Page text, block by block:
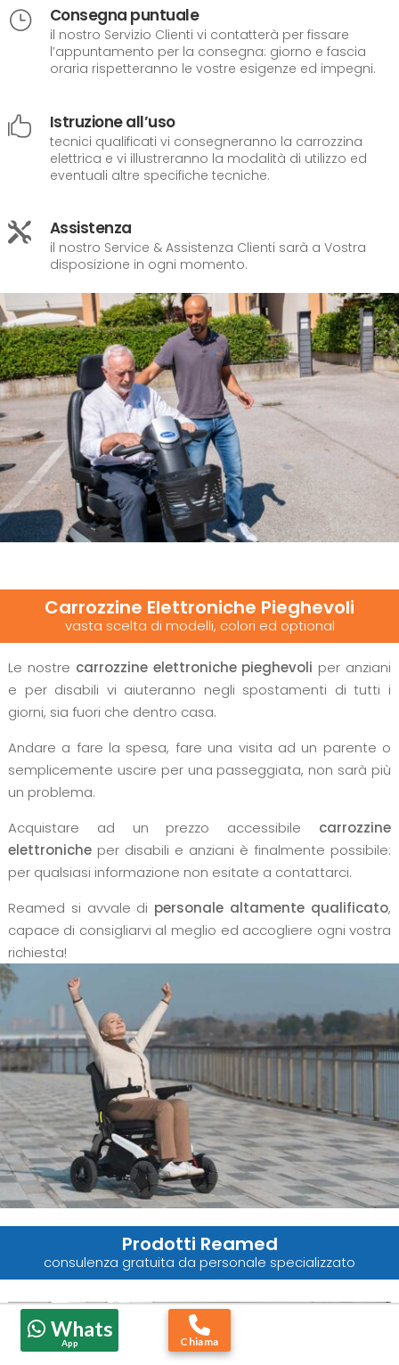
} Consegna puntuale
il nostro Servizio Clienti vi contatterà per fissare
l’appuntamento per la consegna: giorno e fascia
oraria rispetteranno le vostre esigenze ed impegni.
 Istruzione all’uso
tecnici qualificati vi consegneranno la carrozzina
elettrica e vi illustreranno la modalità di utilizzo ed
eventuali altre specifiche tecniche.
 Assistenza
il nostro Service & Assistenza Clienti sarà a Vostra
disposizione in ogni momento.
Carrozzine Elettroniche Pieghevoli
vasta scelta di modelli, colori ed optional
Le nostre carrozzine elettroniche pieghevoli per anziani
e per disabili vi aiuteranno negli spostamenti di tutti i
giorni, sia fuori che dentro casa.
Andare a fare la spesa, fare una visita ad un parente o
semplicemente uscire per una passeggiata, non sarà più
un problema.
Acquistare ad un prezzo accessibile carrozzine
elettroniche per disabili e anziani è finalmente possibile:
per qualsiasi informazione non esitate a contattarci.
Reamed si avvale di personale altamente qualificato,
capace di consigliarvi al meglio ed accogliere ogni vostra
richiesta!
Prodotti Reamed
consulenza gratuita da personale specializzato
Poltrone Relax
Whats
App Chiama